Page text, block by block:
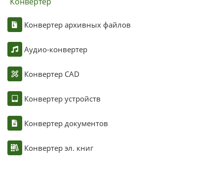
Конвертер архивных файлов
Аудио-конвертер
Конвертер CAD
Конвертер устройств
Конвертер документов
Конвертер эл. книг